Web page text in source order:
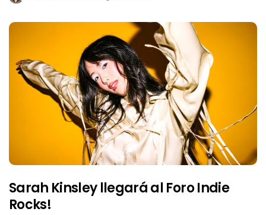
Sarah Kinsley llegará al Foro Indie
Rocks!